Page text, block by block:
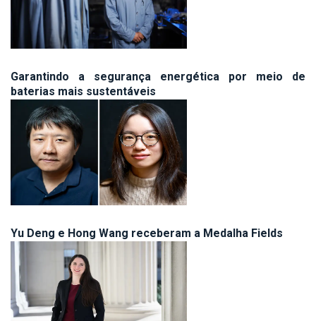
Garantindo a segurança energética por meio de
baterias mais sustentáveis
Yu Deng e Hong Wang receberam a Medalha Fields